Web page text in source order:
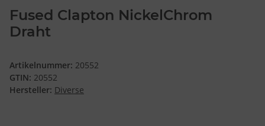
Fused Clapton NickelChrom
Draht
Artikelnummer: 20552
GTIN: 20552
Hersteller: Diverse